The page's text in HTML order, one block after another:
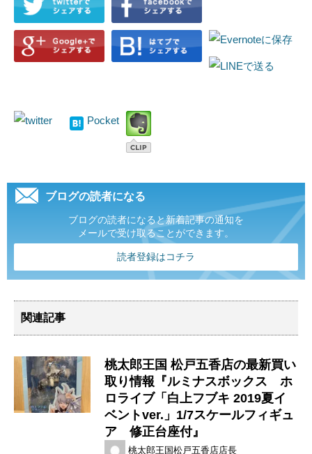
Pocket
ブログの読者になる
ブログの読者になると新着記事の通知を
メールで受け取ることができます。
読者登録はコチラ
関連記事
桃太郎王国 松戸五香店の最新買い
取り情報『ルミナスボックス ホ
ロライブ「白上フブキ ​2019夏イ
ベントver.」1/7スケールフィギュ
ア 修正台座付』
桃太郎王国松戸五香店店長